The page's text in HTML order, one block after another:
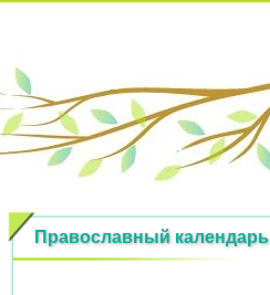
Православный календарь